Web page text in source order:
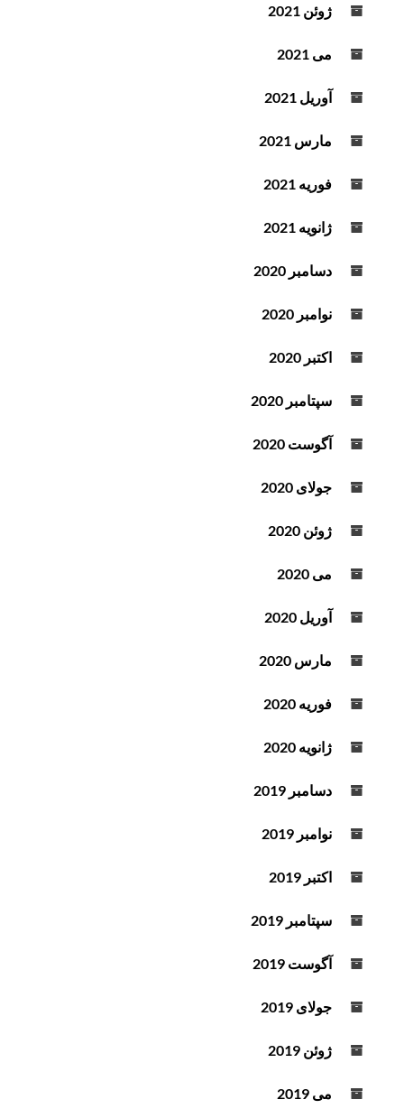
ژوئن 2021
می 2021
آوریل 2021
مارس 2021
فوریه 2021
ژانویه 2021
دسامبر 2020
نوامبر 2020
اکتبر 2020
سپتامبر 2020
آگوست 2020
جولای 2020
ژوئن 2020
می 2020
آوریل 2020
مارس 2020
فوریه 2020
ژانویه 2020
دسامبر 2019
نوامبر 2019
اکتبر 2019
سپتامبر 2019
آگوست 2019
جولای 2019
ژوئن 2019
می 2019